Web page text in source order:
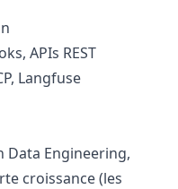
APIs REST
Langfuse
Data Engineering,
croissance (les